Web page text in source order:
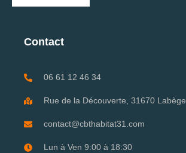
Contact
06 61 12 46 34
Rue de la Découverte, 31670 Labège
contact@cbthabitat31.com
Lun à Ven 9:00 à 18:30